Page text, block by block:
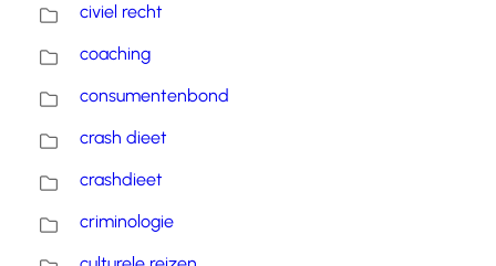
civiel recht
coaching
consumentenbond
crash dieet
crashdieet
criminologie